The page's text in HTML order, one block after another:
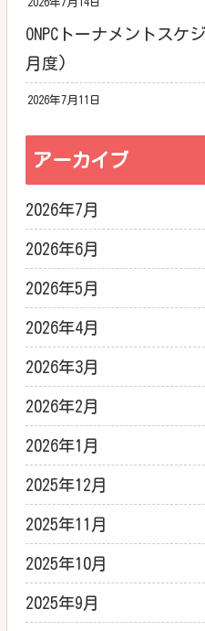
ONPCトーナメントスケ
月度)
2026年7月11日
アーカイブ
2026年7月
2026年6月
2026年5月
2026年4月
2026年3月
2026年2月
2026年1月
2025年12月
2025年11月
2025年10月
2025年9月